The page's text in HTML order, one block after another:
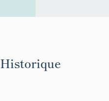
Historique